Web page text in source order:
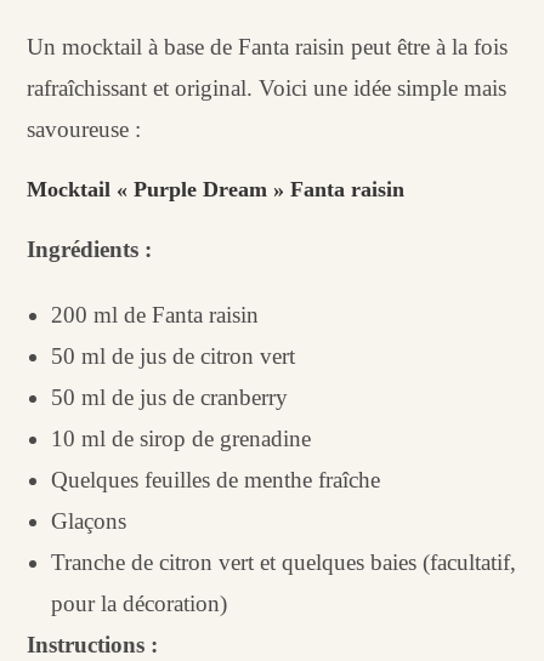
Un mocktail à base de Fanta raisin peut être à la fois
rafraîchissant et original. Voici une idée simple mais
savoureuse :
Mocktail « Purple Dream » Fanta raisin
Ingrédients :
200 ml de Fanta raisin
50 ml de jus de citron vert
50 ml de jus de cranberry
10 ml de sirop de grenadine
Quelques feuilles de menthe fraîche
Glaçons
Tranche de citron vert et quelques baies (facultatif,
pour la décoration)
Instructions :